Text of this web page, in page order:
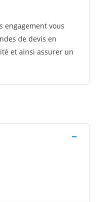
engagement vous
de devis en
et ainsi assurer un